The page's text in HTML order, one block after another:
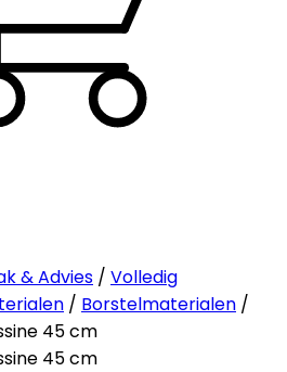
& Advies / Volledig
/ Borstelmaterialen /
45 cm
45 cm